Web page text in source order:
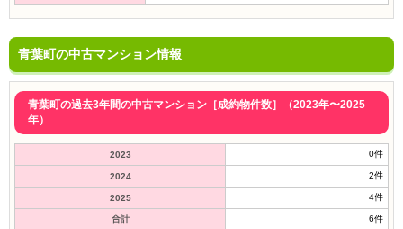
青葉町の中古マンション情報
青葉町の過去3年間の中古マンション［成約物件数］（2023年〜2025
年）
2023 0件
2024 2件
2025 4件
合計 6件